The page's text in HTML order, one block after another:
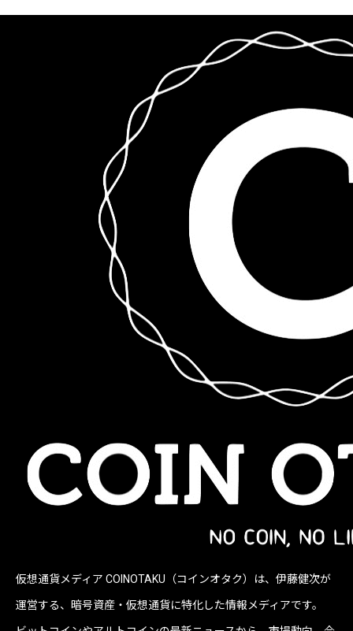
仮想通貨メディア COINOTAKU（コインオタク）は、伊藤健次が
運営する、暗号資産・仮想通貨に特化した情報メディアです。